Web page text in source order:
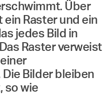
Über
Raster und ein
jedes Bild in
Raster verweist
Bilder bleiben
so wie